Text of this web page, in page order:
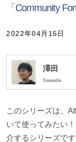
「Community
2022年04月15日
澤田
Sawada
このシリーズは、
いて使ってみたい
介するシリーズです